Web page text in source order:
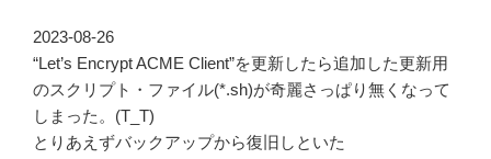
2023-08-26
“Let’s Encrypt ACME Client”を更新したら追加した更新用
のスクリプト・ファイル(*.sh)が奇麗さっぱり無くなって
しまった。(T_T)
とりあえずバックアップから復旧しといた